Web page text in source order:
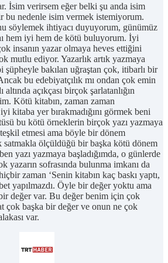
İsim verirsem eğer belki şu anda isim
bu nedenle isim vermek istemiyorum.
söylemek ihtiyacı duyuyorum, günümüz
hem iyi hem de kötü buluyorum. İyi
insanın yazar olmaya heves ettiğini
mutlu ediyor. Yazarlık artık yazmaya
şüpheyle bakılan uğraştan çok, itibarlı bir
bu edebiyatçılık mı ondan çok emin
açıkçası birçok şarlatanlığın
Kötü kitabın, zaman zaman
kitaba yer bırakmadığını görmek beni
bu kötü örneklerin birçok yazı yazmaya
etmesi ama böyle bir dönem
satmakla ölçüldüğü bir başka kötü dönem
yazı yazmaya başladığımda, o günlerde
yazarın sofrasında bulunma imkanı da
zaman ‘Senin kitabın kaç baskı yaptı,
yapılmazdı. Öyle bir değer yoktu ama
değer var. Bu değer benim için çok
çok başka bir değer ve onun ne çok
var.